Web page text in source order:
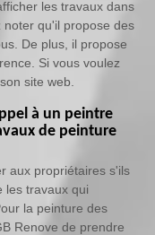
les travaux dans
noter qu'il propose des
De plus, il propose
Si vous voulez
site web.
à un peintre
de peinture
aux propriétaires s'ils
les travaux qui
la peinture des
Renove de prendre